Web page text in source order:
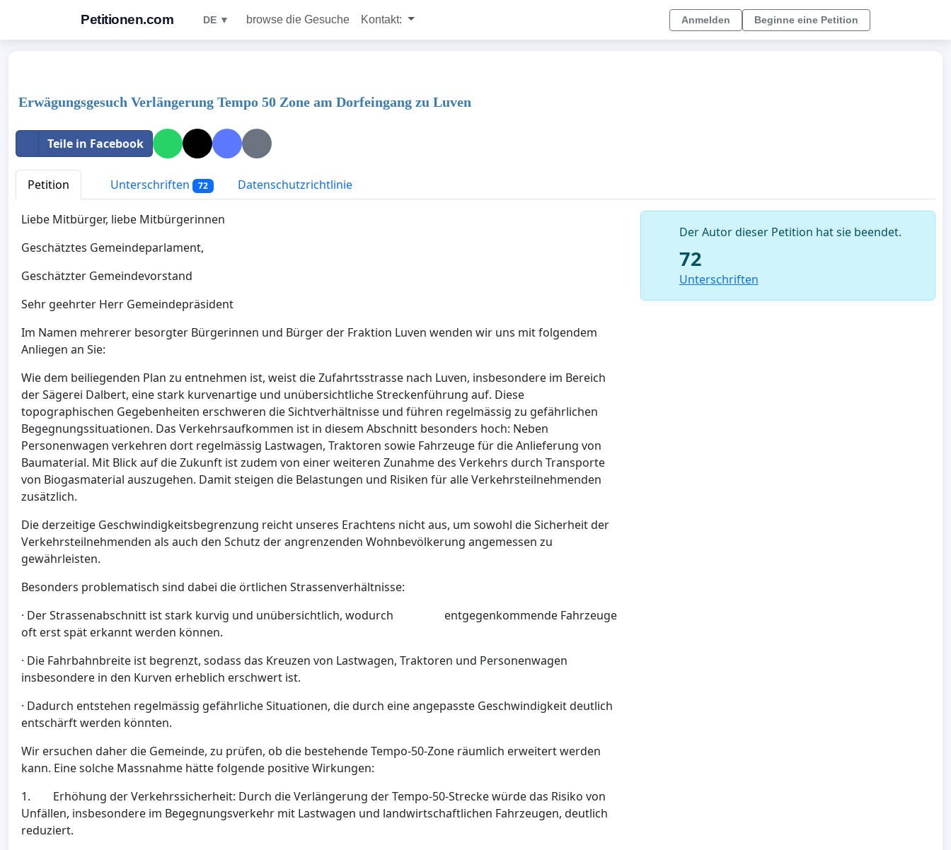
Petitionen.com DE ▼ browse die Gesuche Kontakt: Anmelden Beginne eine Petition
Erwägungsgesuch Verlängerung Tempo 50 Zone am Dorfeingang zu Luven
Teile in Facebook
Petition Unterschriften 72 Datenschutzrichtlinie
Liebe Mitbürger, liebe Mitbürgerinnen
Geschätztes Gemeindeparlament,
Geschätzter Gemeindevorstand
Sehr geehrter Herr Gemeindepräsident
Im Namen mehrerer besorgter Bürgerinnen und Bürger der Fraktion Luven wenden wir uns mit folgendem
Anliegen an Sie:
Wie dem beiliegenden Plan zu entnehmen ist, weist die Zufahrtsstrasse nach Luven, insbesondere im Bereich
der Sägerei Dalbert, eine stark kurvenartige und unübersichtliche Streckenführung auf. Diese
topographischen Gegebenheiten erschweren die Sichtverhältnisse und führen regelmässig zu gefährlichen
Begegnungssituationen. Das Verkehrsaufkommen ist in diesem Abschnitt besonders hoch: Neben
Personenwagen verkehren dort regelmässig Lastwagen, Traktoren sowie Fahrzeuge für die Anlieferung von
Baumaterial. Mit Blick auf die Zukunft ist zudem von einer weiteren Zunahme des Verkehrs durch Transporte
von Biogasmaterial auszugehen. Damit steigen die Belastungen und Risiken für alle Verkehrsteilnehmenden
zusätzlich.
Die derzeitige Geschwindigkeitsbegrenzung reicht unseres Erachtens nicht aus, um sowohl die Sicherheit der
Verkehrsteilnehmenden als auch den Schutz der angrenzenden Wohnbevölkerung angemessen zu
gewährleisten.
Besonders problematisch sind dabei die örtlichen Strassenverhältnisse:
· Der Strassenabschnitt ist stark kurvig und unübersichtlich, wodurch entgegenkommende Fahrzeuge
oft erst spät erkannt werden können.
· Die Fahrbahnbreite ist begrenzt, sodass das Kreuzen von Lastwagen, Traktoren und Personenwagen
insbesondere in den Kurven erheblich erschwert ist.
· Dadurch entstehen regelmässig gefährliche Situationen, die durch eine angepasste Geschwindigkeit deutlich
entschärft werden könnten.
Wir ersuchen daher die Gemeinde, zu prüfen, ob die bestehende Tempo-50-Zone räumlich erweitert werden
kann. Eine solche Massnahme hätte folgende positive Wirkungen:
1. Erhöhung der Verkehrssicherheit: Durch die Verlängerung der Tempo-50-Strecke würde das Risiko von
Unfällen, insbesondere im Begegnungsverkehr mit Lastwagen und landwirtschaftlichen Fahrzeugen, deutlich
reduziert.
Der Autor dieser Petition hat sie beendet.
72
Unterschriften